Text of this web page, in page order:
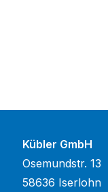
Kübler GmbH
Osemundstr. 13
58636 Iserlohn